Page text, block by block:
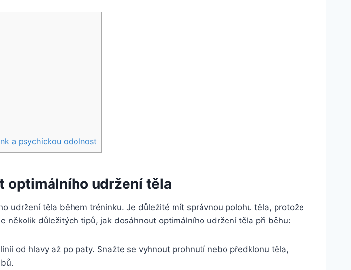
a psychickou odolnost
optimálního udržení těla
udržení těla během tréninku. Je důležité mít správnou polohu těla, protože
několik důležitých tipů, jak dosáhnout optimálního udržení těla při běhu:
od hlavy až po paty. Snažte se vyhnout prohnutí nebo předklonu těla,